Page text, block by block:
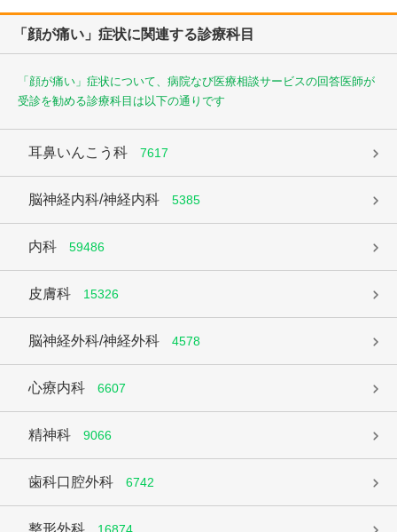
「顔が痛い」症状に関連する診療科目
「顔が痛い」症状について、病院なび医療相談サービスの回答医師が
受診を勧める診療科目は以下の通りです
耳鼻いんこう科 7617
脳神経内科/神経内科 5385
内科 59486
皮膚科 15326
脳神経外科/神経外科 4578
心療内科 6607
精神科 9066
歯科口腔外科 6742
整形外科